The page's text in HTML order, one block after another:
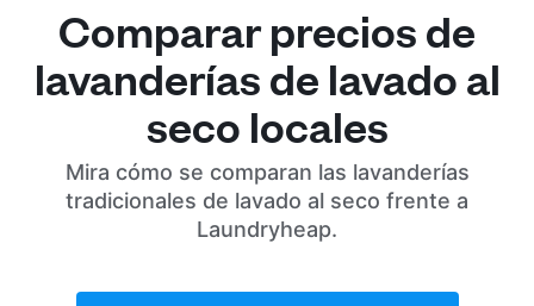
Comparar precios de
lavanderías de lavado al
seco locales
Mira cómo se comparan las lavanderías
tradicionales de lavado al seco frente a
Laundryheap.